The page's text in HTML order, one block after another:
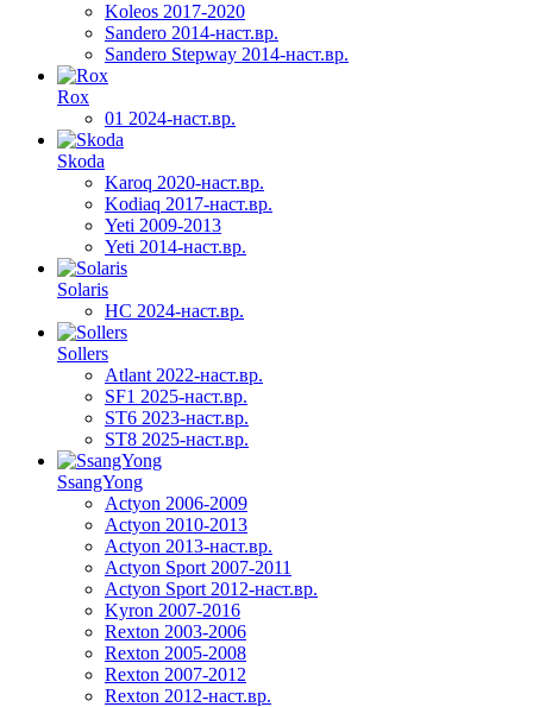
Koleos 2017-2020
Sandero 2014-наст.вр.
Sandero Stepway 2014-наст.вр.
Rox
01 2024-наст.вр.
Skoda
Karoq 2020-наст.вр.
Kodiaq 2017-наст.вр.
Yeti 2009-2013
Yeti 2014-наст.вр.
Solaris
HC 2024-наст.вр.
Sollers
Atlant 2022-наст.вр.
SF1 2025-наст.вр.
ST6 2023-наст.вр.
ST8 2025-наст.вр.
SsangYong
Actyon 2006-2009
Actyon 2010-2013
Actyon 2013-наст.вр.
Actyon Sport 2007-2011
Actyon Sport 2012-наст.вр.
Kyron 2007-2016
Rexton 2003-2006
Rexton 2005-2008
Rexton 2007-2012
Rexton 2012-наст.вр.